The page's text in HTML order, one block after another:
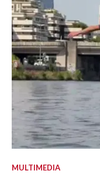
MULTIMEDIA